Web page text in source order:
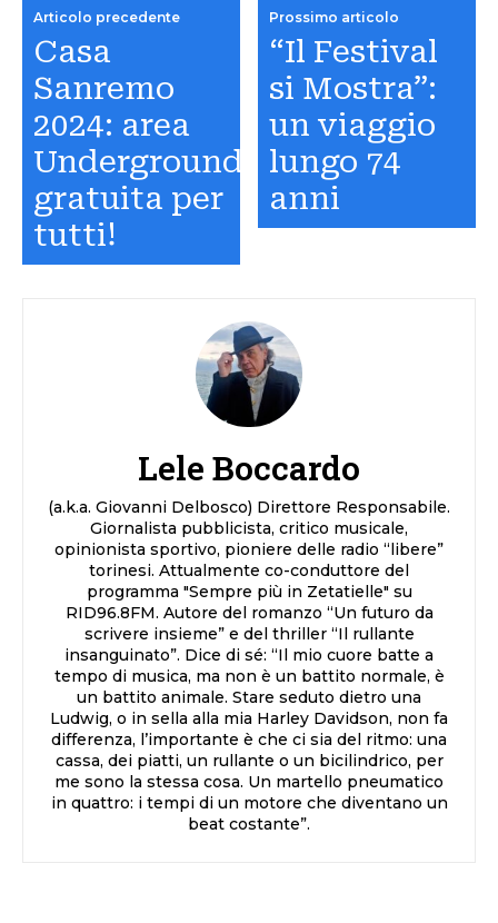
Articolo precedente
Casa
Sanremo
2024: area
Underground
gratuita per
tutti!
Prossimo articolo
“Il Festival
si Mostra”:
un viaggio
lungo 74
anni
Lele Boccardo
(a.k.a. Giovanni Delbosco) Direttore Responsabile.
Giornalista pubblicista, critico musicale,
opinionista sportivo, pioniere delle radio “libere”
torinesi. Attualmente co-conduttore del
programma "Sempre più in Zetatielle" su
RID96.8FM. Autore del romanzo “Un futuro da
scrivere insieme” e del thriller “Il rullante
insanguinato”. Dice di sé: “Il mio cuore batte a
tempo di musica, ma non è un battito normale, è
un battito animale. Stare seduto dietro una
Ludwig, o in sella alla mia Harley Davidson, non fa
differenza, l’importante è che ci sia del ritmo: una
cassa, dei piatti, un rullante o un bicilindrico, per
me sono la stessa cosa. Un martello pneumatico
in quattro: i tempi di un motore che diventano un
beat costante”.